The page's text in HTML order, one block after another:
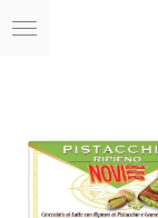
Skip